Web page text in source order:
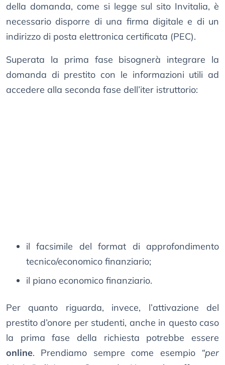
della domanda, come si legge sul sito Invitalia, è
necessario disporre di una firma digitale e di un
indirizzo di posta elettronica certificata (PEC).
Superata la prima fase bisognerà integrare la
domanda di prestito con le informazioni utili ad
accedere alla seconda fase dell’iter istruttorio:
il facsimile del format di approfondimento
tecnico/economico finanziario;
il piano economico finanziario.
Per quanto riguarda, invece, l’attivazione del
prestito d’onore per studenti, anche in questo caso
la prima fase della richiesta potrebbe essere
online. Prendiamo sempre come esempio “per